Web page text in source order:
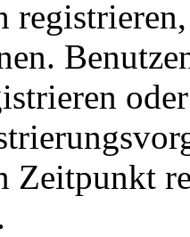
Zeitpunkt